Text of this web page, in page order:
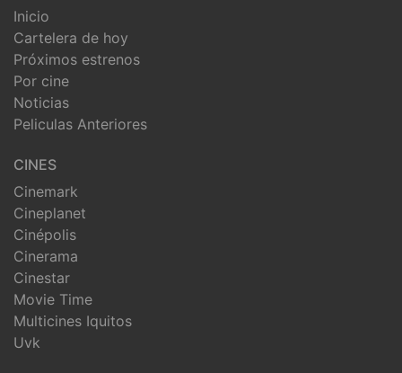
Inicio
Cartelera de hoy
Próximos estrenos
Por cine
Noticias
Peliculas Anteriores
CINES
Cinemark
Cineplanet
Cinépolis
Cinerama
Cinestar
Movie Time
Multicines Iquitos
Uvk